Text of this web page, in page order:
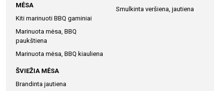
MĖSA
Kiti marinuoti BBQ gaminiai
Marinuota mėsa, BBQ
paukštiena
Marinuota mėsa, BBQ kiauliena
Smulkinta veršiena, jautiena
ŠVIEŽIA MĖSA
Brandinta jautiena